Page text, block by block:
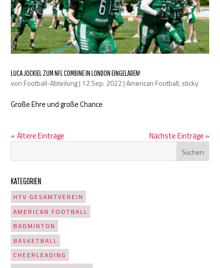
LUCA JOCKIEL ZUM NFL COMBINE IN LONDON EINGELADEN!
von Football-Abteilung| 12 Sep. 2022|American Football, sticky
Große Ehre und große Chance
« Ältere Einträge Nächste Einträge »
KATEGORIEN
HTV GESAMTVEREIN
AMERICAN FOOTBALL
BADMINTON
BASKETBALL
CHEERLEADING